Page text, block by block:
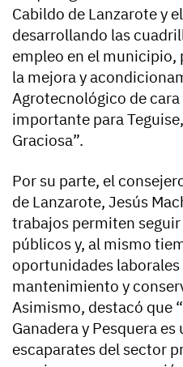
Cabildo de Lanzarote y
desarrollando las
empleo en el municipio,
la mejora y
Agrotecnológico de
importante para
Graciosa”.
Por su parte, el
de Lanzarote, Jesús
trabajos permiten
públicos y, al mismo
oportunidades
mantenimiento y
Asimismo, destacó que
Ganadera y Pesquera
escaparates del sector